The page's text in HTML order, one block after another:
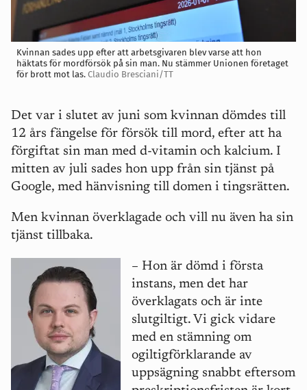
Kvinnan sades upp efter att arbetsgivaren blev varse att hon
häktats för mordförsök på sin man. Nu stämmer Unionen företaget
för brott mot las. Claudio Bresciani/TT
Det var i slutet av juni som kvinnan dömdes till
12 års fängelse för försök till mord, efter att ha
förgiftat sin man med d-vitamin och kalcium. I
mitten av juli sades hon upp från sin tjänst på
Google, med hänvisning till domen i tingsrätten.
Men kvinnan överklagade och vill nu även ha sin
tjänst tillbaka.
– Hon är dömd i första
instans, men det har
överklagats och är inte
slutgiltigt. Vi gick vidare
med en stämning om
ogiltigförklarande av
uppsägning snabbt eftersom